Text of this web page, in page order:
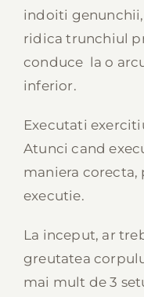
indoiti
ridica trunchiul
conduce la o
inferior.
Executati
Atunci cand
maniera
executie.
La inceput, ar
greutatea
mai mult de 3